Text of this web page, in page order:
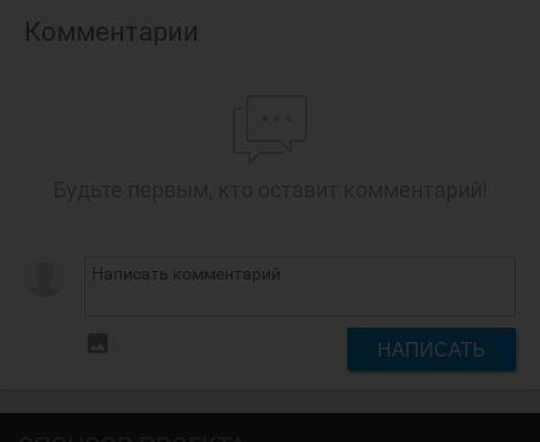
Комментарии
НАПИСАТЬ